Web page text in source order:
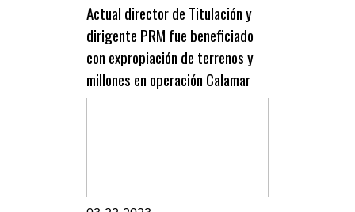
Actual director de Titulación y
dirigente PRM fue beneficiado
con expropiación de terrenos y
millones en operación Calamar